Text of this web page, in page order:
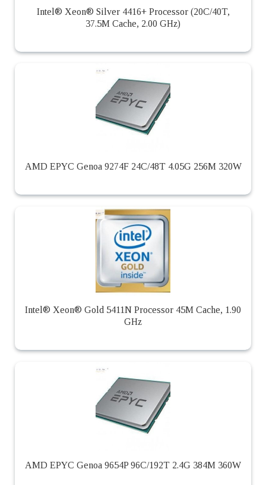
Intel® Xeon® Silver 4416+ Processor (20C/40T,
37.5M Cache, 2.00 GHz)
AMD EPYC Genoa 9274F 24C/48T 4.05G 256M 320W
Intel® Xeon® Gold 5411N Processor 45M Cache, 1.90
GHz
AMD EPYC Genoa 9654P 96C/192T 2.4G 384M 360W